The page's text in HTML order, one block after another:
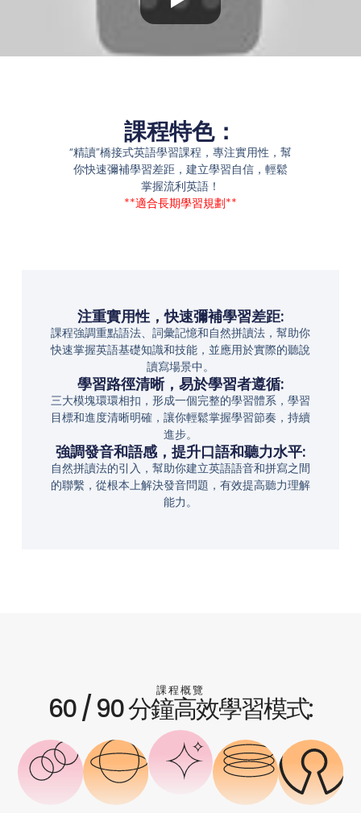
注重實用性，快速彌補學習差距:
課程強調重點語法、詞彙記憶和自然拼讀法，幫助你
快速掌握英語基礎知識和技能，並應用於實際的聽說
讀寫場景中。
學習路徑清晰，易於學習者遵循:
三大模塊環環相扣，形成一個完整的學習體系，學習
目標和進度清晰明確，讓你輕鬆掌握學習節奏，持續
進步。
強調發音和語感，提升口語和聽力水平:
自然拼讀法的引入，幫助你建立英語語音和拼寫之間
的聯繫，從根本上解決發音問題，有效提高聽力理解
能力。
課程特色：
“精讀”橋接式英語學習課程，專注實用性，幫
你快速彌補學習差距，建立學習自信，輕鬆
掌握流利英語！
**適合長期學習規劃**
課程概覽
60 / 90 分鐘高效學習模式: